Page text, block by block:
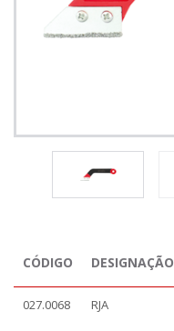
CÓDIGO DESIGNAÇÃO
027.0068 RJA